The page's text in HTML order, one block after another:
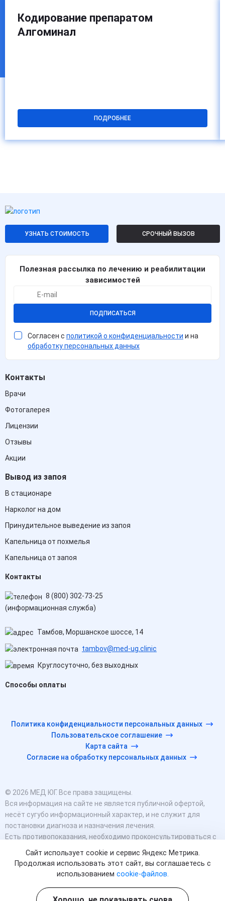
Кодирование препаратом
Алгоминал
ПОДРОБНЕЕ
УЗНАТЬ СТОИМОСТЬ СРОЧНЫЙ ВЫЗОВ
Полезная рассылка по лечению и реабилитации
зависимостей
ПОДПИСАТЬСЯ
Согласен с политикой о конфиденциальности и на
обработку персональных данных
Контакты
Врачи
Фотогалерея
Лицензии
Отзывы
Акции
Вывод из запоя
В стационаре
Нарколог на дом
Принудительное выведение из запоя
Капельница от похмелья
Капельница от запоя
Контакты
8 (800) 302-73-25
(информационная служба)
Тамбов, Моршанское шоссе, 14
tambov@med-ug.clinic
Круглосуточно, без выходных
Способы оплаты
Политика конфиденциальности персональных данных
Пользовательское соглашение
Карта сайта
Согласие на обработку персональных данных
© 2026 МЕД ЮГ. Все права защищены.
Вся информация на сайте не является публичной офертой,
несёт сугубо информационный характер, и не служит для
постановки диагноза и назначения лечения.
Есть противопоказания, необходимо проконсультироваться с
врачом. Консультационные услуги, оказываемые по телефону,
мессенджерам и в соцсетях носят исключительно
информационный характер и не являются медицинскими
Оставаясь на сайте вы соглашаетесь на использование
Сайт использует cookie и сервис Яндекс Метрика.
Продолжая использовать этот сайт, вы соглашаетесь с
использованием cookie-файлов.